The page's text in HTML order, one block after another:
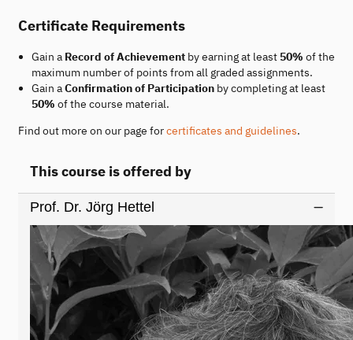
Certificate Requirements
Gain a Record of Achievementby earning at least 50% of the
maximum number of points from all graded assignments.
Gain aConfirmation of Participationby completing at least
50% of the course material.
Find out more on our page forcertificates and guidelines.
This course is offered by
Prof. Dr. Jörg Hettel